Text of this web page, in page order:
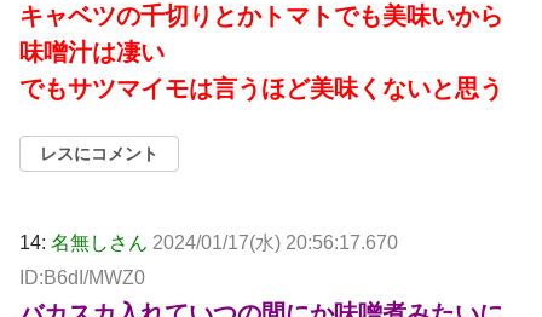
キャベツの千切りとかトマトでも美味いから
味噌汁は凄い
でもサツマイモは言うほど美味くないと思う
レスにコメント
14: 名無しさん 2024/01/17(水) 20:56:17.670
ID:B6dI/MWZ0